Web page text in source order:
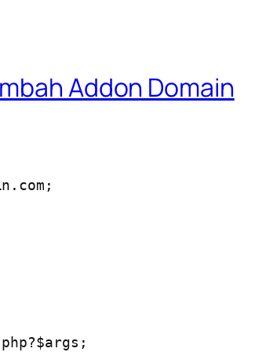
Addon Domain